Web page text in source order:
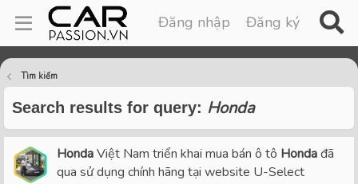
Đăng nhập Đăng ký
Tìm kiếm
Search results for query: Honda
HondaViệt Nam triển khai mua bán ô tô Hondađã
qua sử dụng chính hãng tại website U-Select